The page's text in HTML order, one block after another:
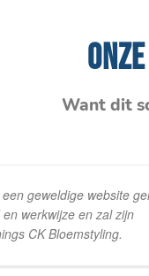
ONZE
Want dit
geweldige website
werkwijze en zal zijn
CK Bloemstyling.